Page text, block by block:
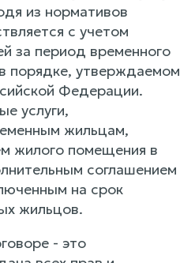
из нормативов
с учетом
за период временного
порядке, утверждаемом
Федерации.
услуги,
жильцам,
жилого помещения в
соглашением
на срок
жильцов.
- это